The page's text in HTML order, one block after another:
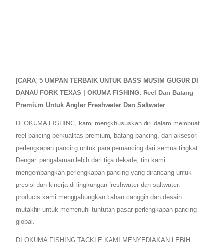
[CARA] 5 UMPAN TERBAIK UNTUK BASS MUSIM GUGUR DI
DANAU FORK TEXAS | OKUMA FISHING: Reel Dan Batang
Premium Untuk Angler Freshwater Dan Saltwater
Di OKUMA FISHING, kami mengkhususkan diri dalam membuat
reel pancing berkualitas premium, batang pancing, dan aksesori
perlengkapan pancing untuk para pemancing dari semua tingkat.
Dengan pengalaman lebih dari tiga dekade, tim kami
mengembangkan perlengkapan pancing yang dirancang untuk
presisi dan kinerja di lingkungan freshwater dan saltwater.
products kami menggabungkan bahan canggih dan desain
mutakhir untuk memenuhi tuntutan pasar perlengkapan pancing
global.
DI OKUMA FISHING TACKLE KAMI MENYEDIAKAN LEBIH